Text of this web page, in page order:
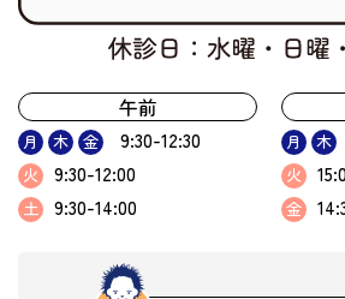
午前
月 木 金 9:30-12:30
火 9:30-12:00
土 9:30-14:00
月 木
火
金